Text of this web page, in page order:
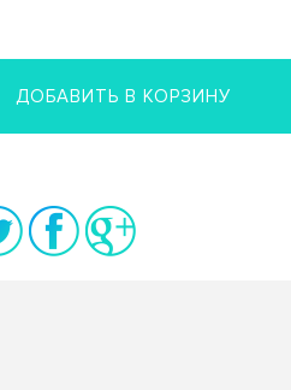
ДОБАВИТЬ В КОРЗИНУ